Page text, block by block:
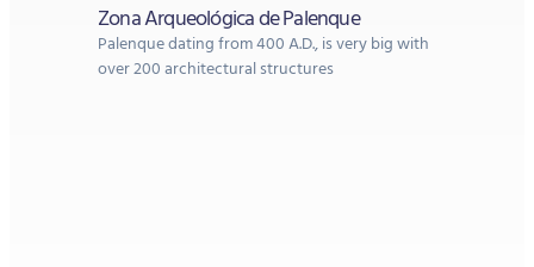
Zona Arqueológica de Palenque
Palenque dating from 400 A.D., is very big with
over 200 architectural structures